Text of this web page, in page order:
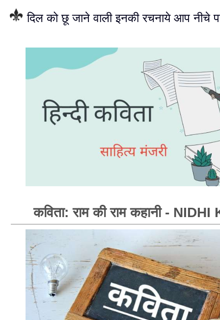
दिल को छू जाने वाली इनकी रचनाये आप नीचे
कविता: राम की राम कहानी -